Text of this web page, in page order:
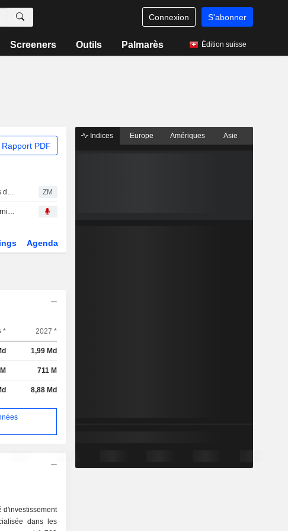
Connexion S'abonner
Screeners Outils Palmarès Édition suisse
Rapport PDF
W. P. CAREY INC. : RBC Capital Markets dégrade son opinion à neutre ZM
Transcript : W. P. Carey Inc., Q2 2026 Earnings Call, Jul 29, 2026
Agenda
* 2027 *
1,99 Md
711 M
8,88 Md
d'investissement
dans les
Indices Europe Amériques Asie